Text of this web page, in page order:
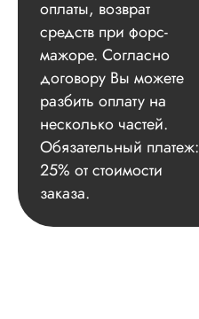
оплаты, возврат
средств при форс-
мажоре. Согласно
договору Вы можете
разбить оплату на
несколько частей.
Обязательный платеж:
25% от стоимости
заказа.